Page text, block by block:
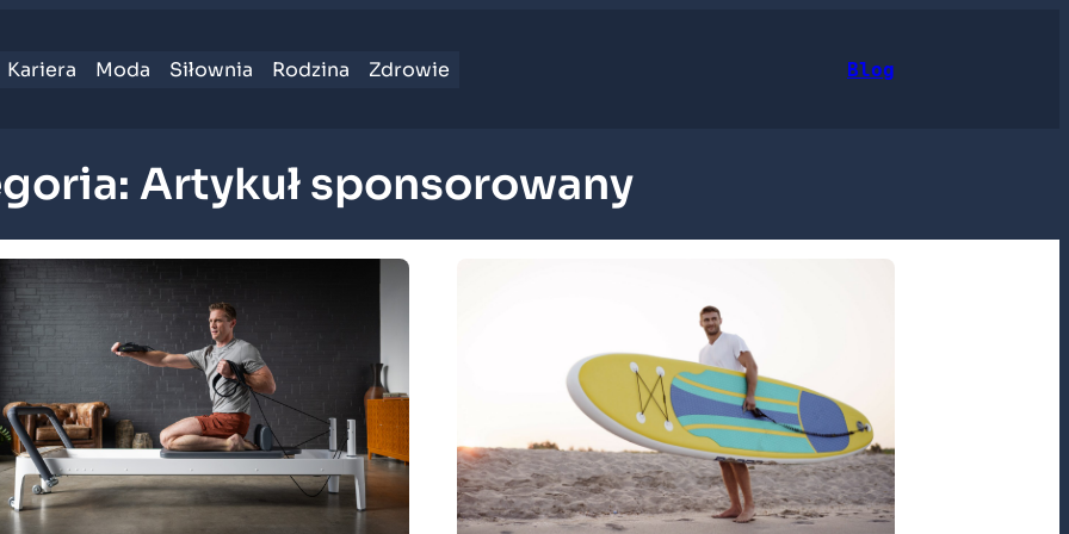
Kariera Moda Siłownia Rodzina Zdrowie Blog
Artykuł sponsorowany